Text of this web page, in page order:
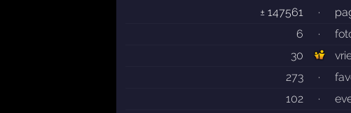
± 147561 ·
6
·
30
273
·
102
·